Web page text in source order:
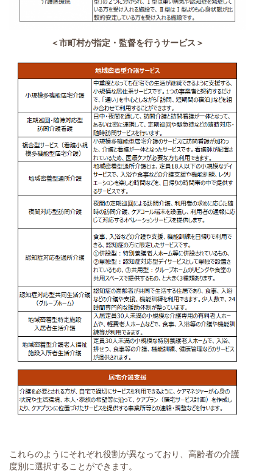
＜市町村が指定・監督を行うサービス＞
これらのようにそれぞれ役割が異なっており、高齢者の介護
度別に選択することができます。